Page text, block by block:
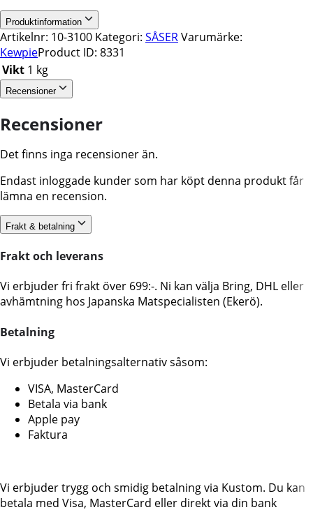
Produktinformation
Artikelnr: 10-3100 Kategori: SÅSERVarumärke:
KewpieProduct ID: 8331
Vikt 1 kg
Recensioner
Recensioner
Det finns inga recensioner än.
Endast inloggade kunder som har köpt denna produkt får
lämna en recension.
Frakt & betalning
Frakt och leverans
Vi erbjuder fri frakt över 699:-. Ni kan välja Bring, DHL eller
avhämtning hos Japanska Matspecialisten (Ekerö).
Betalning
Vi erbjuder betalningsalternativ såsom:
VISA, MasterCard
Betala via bank
Apple pay
Faktura
Vi erbjuder trygg och smidig betalning via Kustom. Du kan
betala med Visa, MasterCard eller direkt via din bank